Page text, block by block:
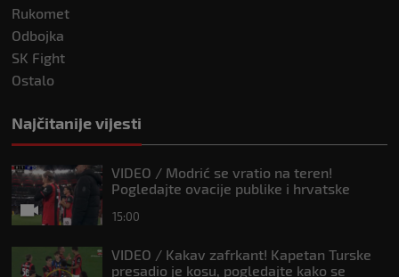
Rukomet
Odbojka
SK Fight
Ostalo
Najčitanije vijesti
VIDEO / Modrić se vratio na teren!
Pogledajte ovacije publike i hrvatske
15:00
VIDEO / Kakav zafrkant! Kapetan Turske
presadio je kosu, pogledajte kako se